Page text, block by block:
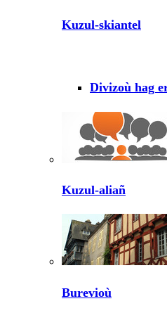
Kuzul-skiantel
Divizoù hag
Kuzul-aliañ
Burevioù